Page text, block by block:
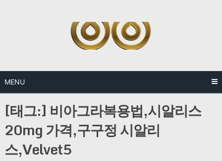
MENU
[태그:] 비아그라복용법,시알리스
20mg 가격,구구정 시알리
스,Velvet5